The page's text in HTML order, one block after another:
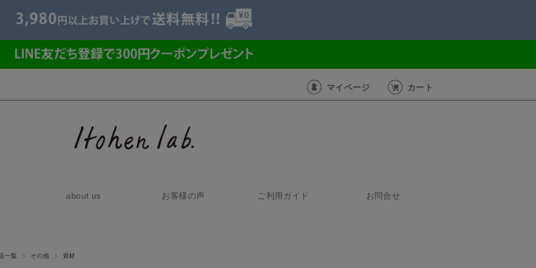
マイページ カート
about us お客様の声 ご利用ガイド お問合せ
一覧
その他 資材